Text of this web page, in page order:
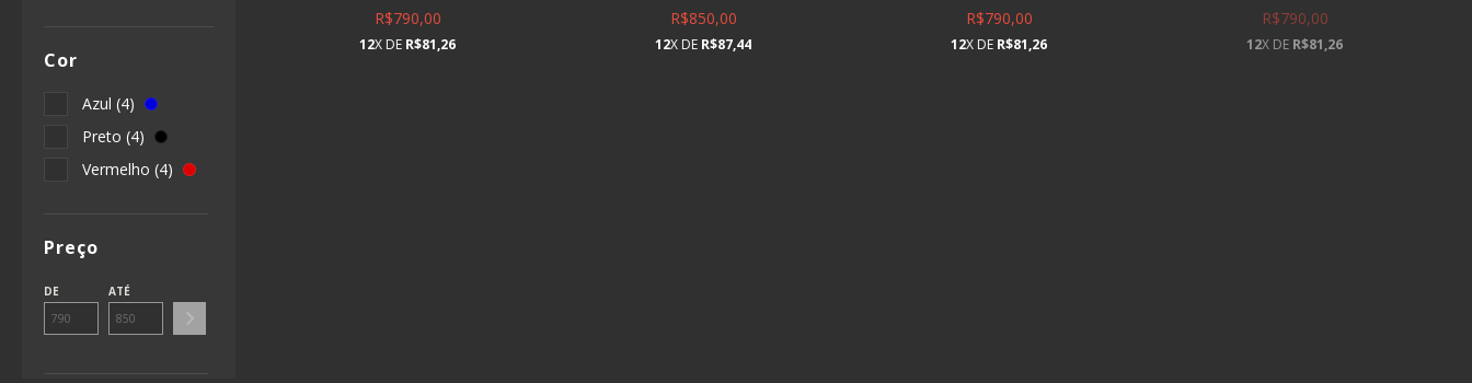
Cor
Azul (4)
Preto (4)
Vermelho (4)
Preço
DE ATÉ
R$790,00
12X DE R$81,26
R$850,00
12X DE R$87,44
R$790,00
12X DE R$81,26
R$790,00
12X DE R$81,26